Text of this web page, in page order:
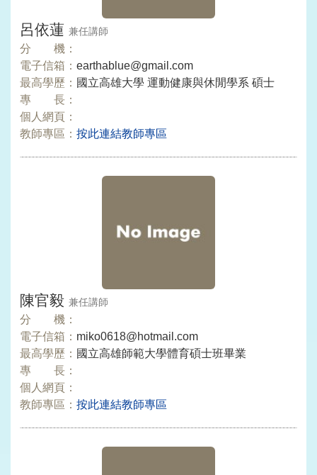
呂依蓮 兼任講師
分 機：
電子信箱： earthablue@gmail.com
最高學歷： 國立高雄大學 運動健康與休閒學系 碩士
專 長：
個人網頁：
教師專區： 按此連結教師專區
陳官毅 兼任講師
分 機：
電子信箱： miko0618@hotmail.com
最高學歷： 國立高雄師範大學體育碩士班畢業
專 長：
個人網頁：
教師專區： 按此連結教師專區